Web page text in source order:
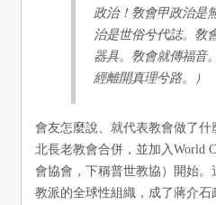
政治！敎會甲政治是
治是世俗兮代誌。敎
器具。敎會就傳福音
經離開真理兮路。）​
會友怎麼說、就代表教會做了什
北長老教會合併，並加入World
會協會，下稱普世教協）開始
教派的全球性組織，成了蔣介